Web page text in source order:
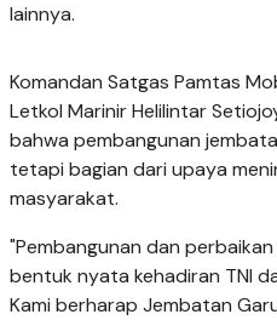
lainnya.
Komandan Satgas Pamtas
Letkol Marinir Helilintar
bahwa pembangunan
tetapi bagian dari upaya
masyarakat.
"Pembangunan dan
bentuk nyata kehadiran TNI
Kami berharap Jembatan